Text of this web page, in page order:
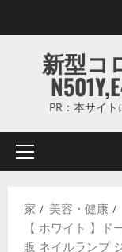
ス
ッ
新型コ
PR：本サイ
プ
マ
リ
家
美容・健康
【 ホワイト 】
販 ネイルランプ